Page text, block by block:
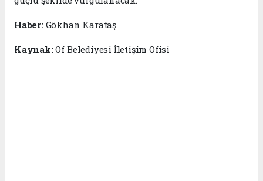
Haber: Gökhan Karataş
Kaynak:Of Belediyesi İletişim Ofisi